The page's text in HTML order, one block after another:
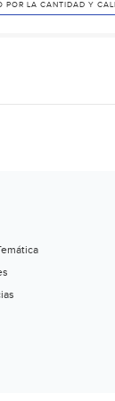
POR LA CANTIDAD Y